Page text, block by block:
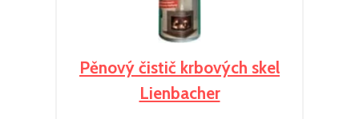
Pěnový čistič krbových skel
Lienbacher